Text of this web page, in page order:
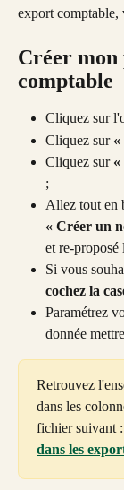
export comptable,
Créer
comptable
Cliquez sur
Cliquez sur
Cliquez sur
;
Allez tout en
« Créer un
et re-
Si vous
cochez la
Paramétrez
donnée
Retrouvez
dans les
fichier suivant :
dans les